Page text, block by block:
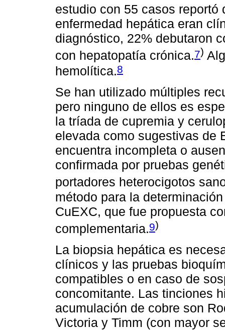
estudio con 55 casos
enfermedad hepática eran
diagnóstico, 22% debutaron
con hepatopatía crónica.7)
hemolítica.8
Se han utilizado múltiples
pero ninguno de ellos es
la tríada de cupremia y
elevada como sugestivas de
encuentra incompleta o
confirmada por pruebas
portadores heterocigotos
método para la
CuEXC, que fue propuesta
complementaria.9)
La biopsia hepática es
clínicos y las pruebas
compatibles o en caso de
concomitante. Las tinciones
acumulación de cobre son
Victoria y Timm (con mayor